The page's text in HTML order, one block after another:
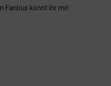
Fanbus könnt ihr mit